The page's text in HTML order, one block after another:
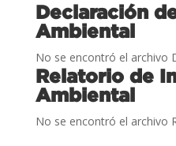
Declaración
Ambiental
No se encontró el archivo
Relatorio de
Ambiental
No se encontró el archivo